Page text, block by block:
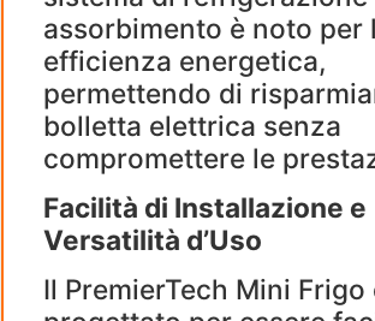
assorbimento è noto per
efficienza energetica,
permettendo di
bolletta elettrica senza
compromettere le
Facilità di Installazione e
Versatilità d’Uso
Il PremierTech Mini Frigo